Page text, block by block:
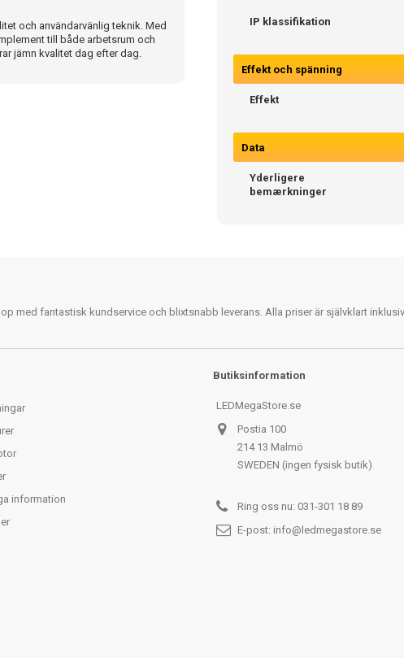
och användarvänlig teknik. Med
till både arbetsrum och
jämn kvalitet dag efter dag.
IP klassifikation
Effekt och spänning
Effekt
Data
Yderligere
bemærkninger
med fantastisk kundservice och blixtsnabb leverans. Alla priser är självklart
information
Butiksinformation
LEDMegaStore.se
Postia 100
214 13 Malmö
SWEDEN (ingen fysisk butik)
Ring oss nu: 031-301 18 89
E-post: info@ledmegastore.se